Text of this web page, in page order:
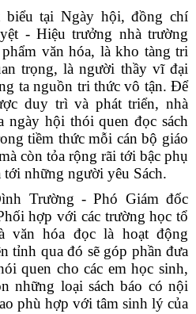
biểu tại Ngày hội, đồng chí
- Hiệu trưởng nhà trường
văn hóa, là kho tàng tri
trọng, là người thầy vĩ đại
ta nguồn tri thức vô tận. Để
duy trì và phát triển, nhà
ngày hội thói quen đọc sách
tiềm thức mỗi cán bộ giáo
còn tỏa rộng rãi tới bậc phụ
những người yêu Sách.
Trường - Phó Giám đốc
hợp với các trường học tổ
văn hóa đọc là hoạt động
tỉnh qua đó sẽgóp phần đưa
quen cho các em học sinh,
những loại sách báo có nội
phù hợp với tâm sinh lý của